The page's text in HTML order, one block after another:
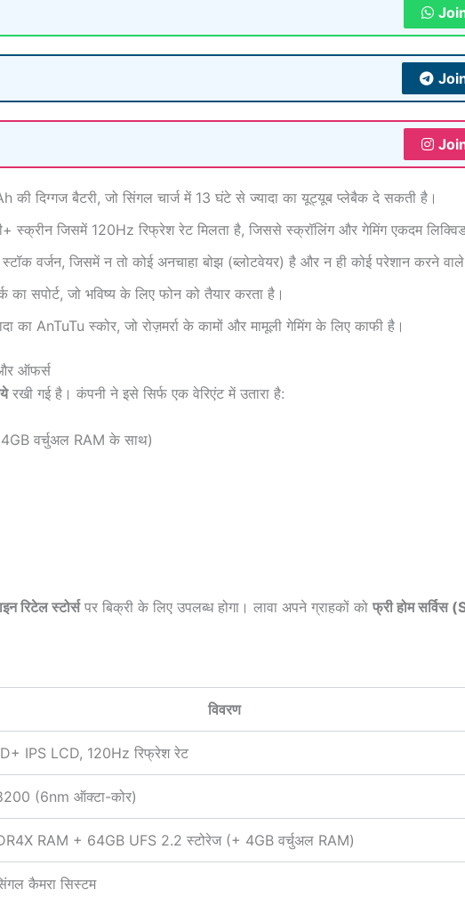
दिग्गज बैटरी, जो सिंगल चार्ज में 13 घंटे से ज्यादा का यूट्यूब प्लेबैक दे सकती है।
स्क्रीन जिसमें 120Hz रिफ्रेश रेट मिलता है, जिससे स्क्रॉलिंग और गेमिंग एकदम
वर्जन, जिसमें न तो कोई अनचाहा बोझ (ब्लोटवेयर) है और न ही कोई परेशान करने
का सपोर्ट, जो भविष्य के लिए फोन को तैयार करता है।
का AnTuTu स्कोर, जो रोज़मर्रा के कामों और मामूली गेमिंग के लिए काफी है।
ऑफर्स
रखी गई है। कंपनी ने इसे सिर्फ एक वेरिएंट में उतारा है:
वर्चुअल RAM के साथ)
रिटेल स्टोर्सपर बिक्री के लिए उपलब्ध होगा। लावा अपने ग्राहकों को फ्री होम सर्विस
विवरण
IPS LCD, 120Hz रिफ्रेश रेट
(6nm ऑक्टा-कोर)
RAM + 64GB UFS 2.2 स्टोरेज (+ 4GB वर्चुअल RAM)
कैमरा सिस्टम